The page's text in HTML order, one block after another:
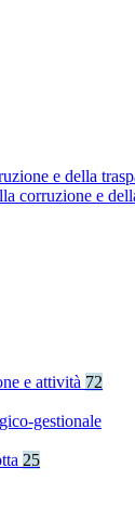
e della
corruzione e
e attività 72
gestionale
25